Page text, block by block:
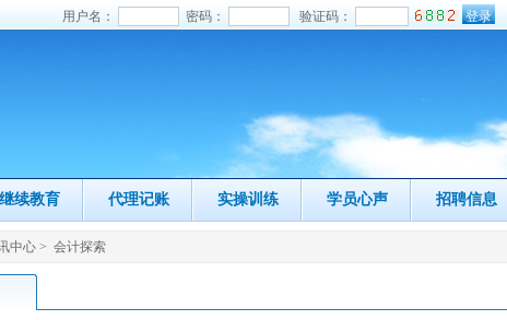
用户名： 密码： 验证码：
继续教育 代理记账 实操训练 学员心声 招聘信息
中心> 会计探索